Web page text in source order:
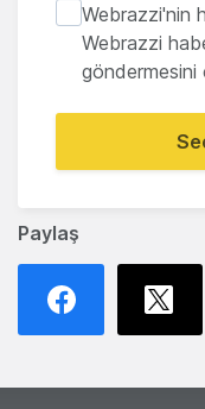
Paylaş
Webrazzi'nin
Webrazzi
göndermesini